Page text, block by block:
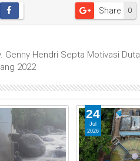
0
Share
Genny Hendri Septa Motivasi Duta
2022
24
Jul
2026